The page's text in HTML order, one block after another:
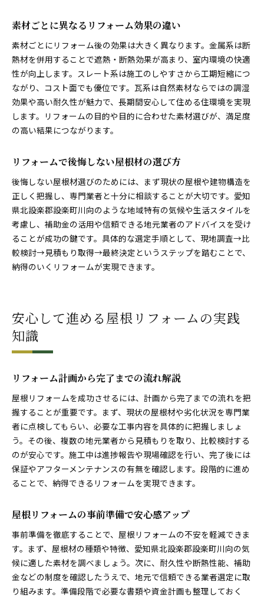
素材ごとに異なるリフォーム効果の違い
素材ごとにリフォーム後の効果は大きく異なります。金属系は断
熱材を併用することで遮熱・断熱効果が高まり、室内環境の快適
性が向上します。スレート系は施工のしやすさから工期短縮につ
ながり、コスト面でも優位です。瓦系は自然素材ならではの調湿
効果や高い耐久性が魅力で、長期間安心して住める住環境を実現
します。リフォームの目的や目的に合わせた素材選びが、満足度
の高い結果につながります。
リフォームで後悔しない屋根材の選び方
後悔しない屋根材選びのためには、まず現状の屋根や建物構造を
正しく把握し、専門業者と十分に相談することが大切です。愛知
県北設楽郡設楽町川向のような地域特有の気候や生活スタイルを
考慮し、補助金の活用や信頼できる地元業者のアドバイスを受け
ることが成功の鍵です。具体的な選定手順として、現地調査→比
較検討→見積もり取得→最終決定というステップを踏むことで、
納得のいくリフォームが実現できます。
安心して進める屋根リフォームの実践
知識
リフォーム計画から完了までの流れ解説
屋根リフォームを成功させるには、計画から完了までの流れを把
握することが重要です。まず、現状の屋根材や劣化状況を専門業
者に点検してもらい、必要な工事内容を具体的に把握しましょ
う。その後、複数の地元業者から見積もりを取り、比較検討する
のが安心です。施工中は進捗報告や現場確認を行い、完了後には
保証やアフターメンテナンスの有無を確認します。段階的に進め
ることで、納得できるリフォームを実現できます。
屋根リフォームの事前準備で安心感アップ
事前準備を徹底することで、屋根リフォームの不安を軽減できま
す。まず、屋根材の種類や特徴、愛知県北設楽郡設楽町川向の気
候に適した素材を調べましょう。次に、耐久性や断熱性能、補助
金などの制度を確認したうえで、地元で信頼できる業者選定に取
り組みます。準備段階で必要な書類や資金計画も整理しておく